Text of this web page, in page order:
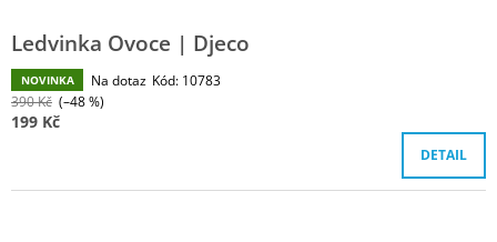
Ledvinka Ovoce | Djeco
NOVINKA Na dotaz Kód: 10783
390 Kč (–48 %)
199 Kč
DETAIL